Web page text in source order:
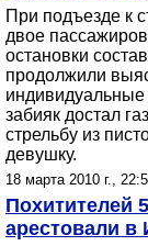
При подъезде к
двое
остановки
продолжили
забияк достал
стрельбу из
девушку.
18 марта 2010 г.,
Похитителей
арестовали